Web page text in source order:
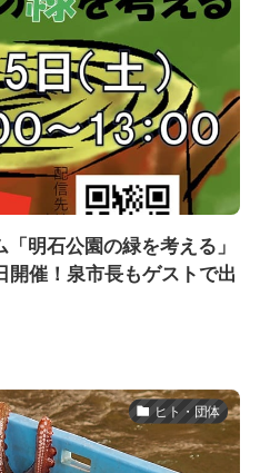
明石公園の緑を考える」
開催！泉市長もゲストで出
ヒト・団体